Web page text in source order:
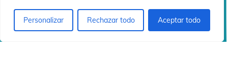
Personalizar Rechazar todo Aceptar todo